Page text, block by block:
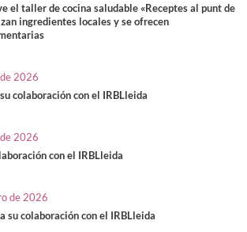
el taller de cocina saludable «Receptes al punt de
ingredientes locales y se ofrecen
2026
colaboración con el IRBLleida
2026
con el IRBLleida
de 2026
su colaboración con el IRBLleida